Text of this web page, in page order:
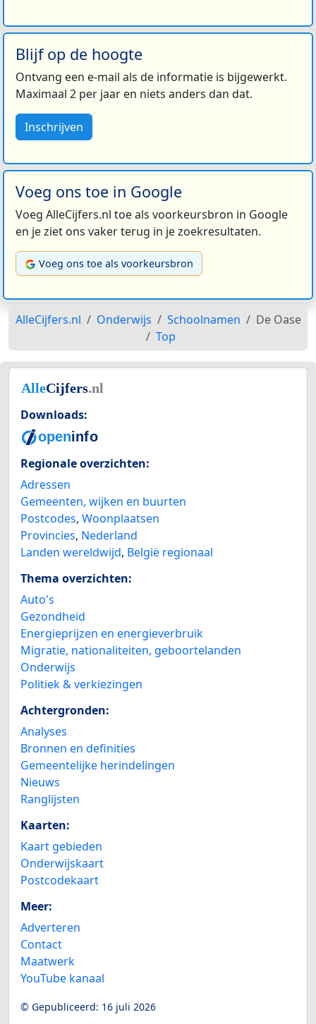
Blijf op de hoogte
Ontvang een e-mail als de informatie is bijgewerkt.
Maximaal 2 per jaar en niets anders dan dat.
Inschrijven
Voeg ons toe in Google
Voeg AlleCijfers.nl toe als voorkeursbron in Google
en je ziet ons vaker terug in je zoekresultaten.
Voeg ons toe als voorkeursbron
AlleCijfers.nl Onderwijs Schoolnamen
De Oase
Top
Downloads:
Regionale overzichten:
Adressen
Gemeenten, wijken en buurten
Postcodes, Woonplaatsen
Provincies, Nederland
Landen wereldwijd, België regionaal
Thema overzichten:
Auto's
Gezondheid
Energieprijzen en energieverbruik
Migratie, nationaliteiten, geboortelanden
Onderwijs
Politiek & verkiezingen
Achtergronden:
Analyses
Bronnen en definities
Gemeentelijke herindelingen
Nieuws
Ranglijsten
Kaarten:
Kaart gebieden
Onderwijskaart
Postcodekaart
Meer:
Adverteren
Contact
Maatwerk
YouTube kanaal
© Gepubliceerd: 16 juli 2026